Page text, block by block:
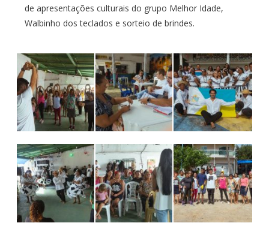
de apresentações culturais do grupo Melhor Idade,
Walbinho dos teclados e sorteio de brindes.